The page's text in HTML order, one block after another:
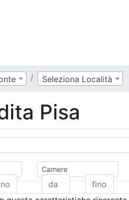
Seleziona Località
Pisa
Camere